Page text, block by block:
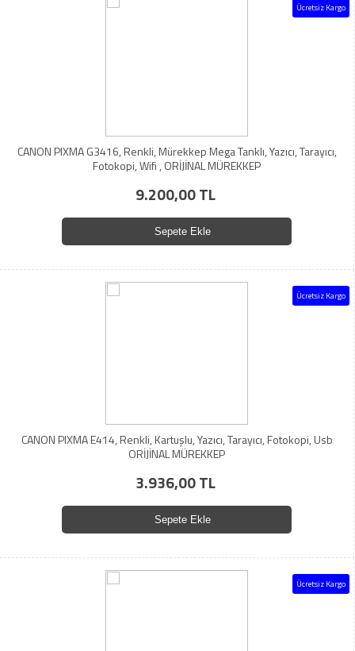
Ücretsiz Kargo
CANON PIXMA G3416, Renkli, Mürekkep Mega Tanklı, Yazıcı, Tarayıcı,
Fotokopi, Wifi , ORİJİNAL MÜREKKEP
9.200,00 TL
Sepete Ekle
Ücretsiz Kargo
CANON PIXMA E414, Renkli, Kartuşlu, Yazıcı, Tarayıcı, Fotokopi, Usb
ORİJİNAL MÜREKKEP
3.936,00 TL
Sepete Ekle
Ücretsiz Kargo